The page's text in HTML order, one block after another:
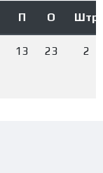
П О Штр
13 23 2